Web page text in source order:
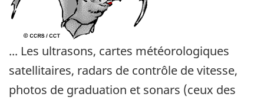
... Les ultrasons, cartes météorologiques
satellitaires, radars de contrôle de vitesse,
photos de graduation et sonars (ceux des